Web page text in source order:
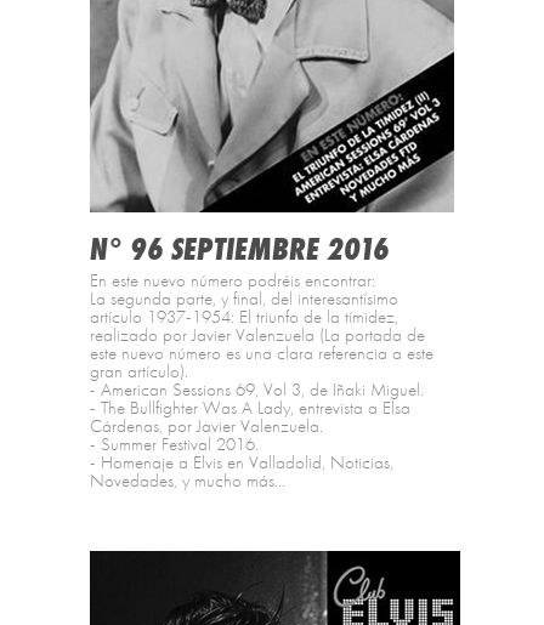
N° 96 SEPTIEMBRE 2016
En este nuevo número podréis encontrar:
La segunda parte, y final, del interesantísimo
artículo 1937-1954: El triunfo de la tímidez,
realizado por Javier Valenzuela (La portada de
este nuevo número es una clara referencia a este
gran artículo).
- American Sessions 69, Vol 3, de Iñaki Miguel.
- The Bullfighter Was A Lady, entrevista a Elsa
Cárdenas, por Javier Valenzuela.
- Summer Festival 2016.
- Homenaje a Elvis en Valladolid, Noticias,
Novedades, y mucho más...